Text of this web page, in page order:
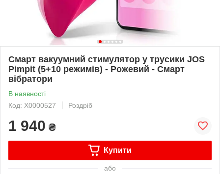
Смарт вакуумний стимулятор у трусики JOS
Pimpit (5+10 режимів) - Рожевий - Смарт
вібратори
В наявності
Код: X0000527
Роздріб
1 940 ₴
Купити
або